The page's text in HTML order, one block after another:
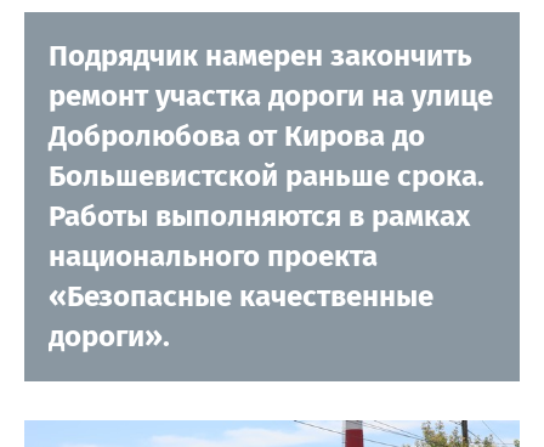
Подрядчик намерен закончить
ремонт участка дороги на улице
Добролюбова от Кирова до
Большевистской раньше срока.
Работы выполняются в рамках
национального проекта
«Безопасные качественные
дороги».